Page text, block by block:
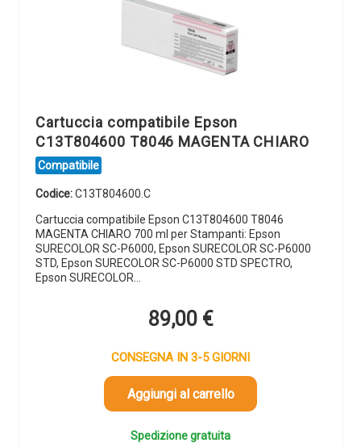
Cartuccia compatibile Epson
C13T804600 T8046 MAGENTA CHIARO
Compatibile
Codice:C13T804600.C
Cartuccia compatibile Epson C13T804600 T8046
MAGENTA CHIARO 700 ml per Stampanti: Epson
SURECOLOR SC-P6000, Epson SURECOLOR SC-P6000
STD, Epson SURECOLOR SC-P6000 STD SPECTRO,
Epson SURECOLOR…
89,00 €
CONSEGNA IN 3-5 GIORNI
Aggiungi al carrello
Spedizione gratuita